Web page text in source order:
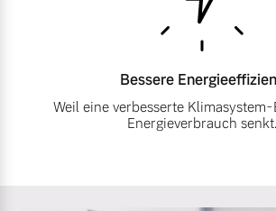
Bessere
Weil eine verbesserte
Energieverbrauch senkt.